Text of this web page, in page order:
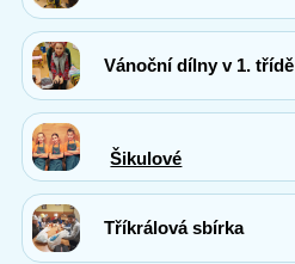
Vánoční dílny v 1. třídě
Šikulové
Tříkrálová sbírka